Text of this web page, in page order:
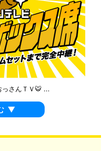
さんＴＶ🐯 ...
▼